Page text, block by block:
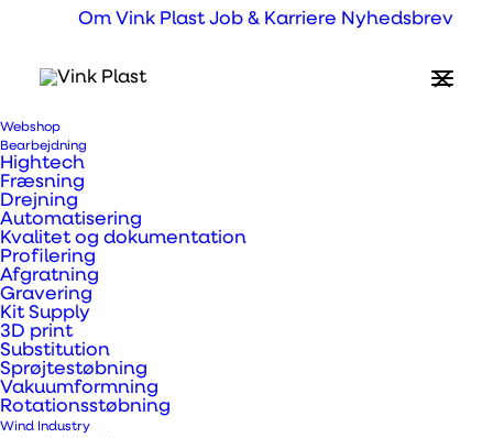
Om Vink Plast Job & Karriere Nyhedsbrev
Webshop
Bearbejdning
Hightech
Fræsning
Drejning
Automatisering
Kvalitet og dokumentation
Profilering
Afgratning
Gravering
Kit Supply
3D print
Substitution
Sprøjtestøbning
Vakuumformning
Rotationsstøbning
Wind Industry
Hvad er KATZ Board
letvægtsplader?
Katz Display Board er det perfekte materiale
til skilteløsninger i top-kvalitet, hvor både
pris, nem anvendelse og en grøn profil
hænger sammen. Begge sider af pladen er
lamineret så den kan printes, hvilket betyder
at den er et godt (og grønt) alternativ til